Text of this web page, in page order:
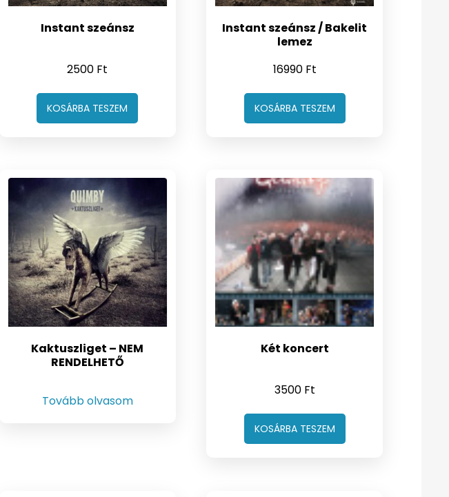
Instant szeánsz
2500 Ft
KOSÁRBA TESZEM
Instant szeánsz / Bakelit
lemez
16990 Ft
KOSÁRBA TESZEM
Kaktuszliget – NEM
RENDELHETŐ
Tovább olvasom
Két koncert
3500 Ft
KOSÁRBA TESZEM